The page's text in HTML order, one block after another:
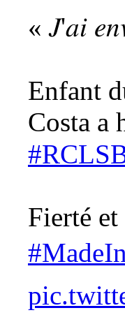
« 𝐽'𝑎𝑖
Enfant
Costa a
Fierté